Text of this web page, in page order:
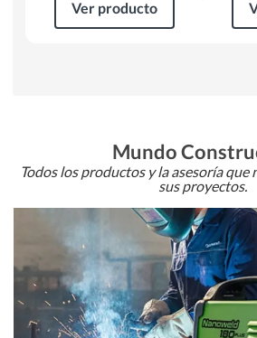
Ver producto
Mundo
Todos los productos y la asesoría que
sus proyectos.